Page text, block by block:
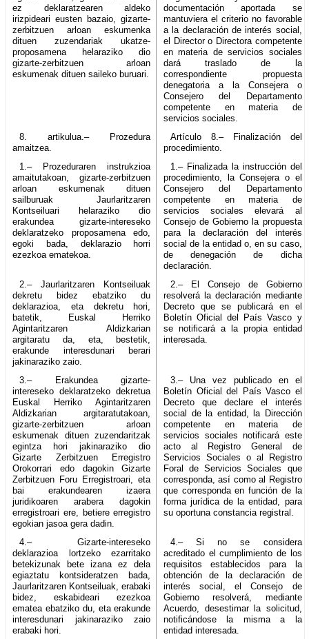
ez deklaratzearen aldeko
irizpideari eusten bazaio, gizarte-
zerbitzuen arloan eskumenka
dituen zuzendariak ukatze-
proposamena helaraziko dio
gizarte-zerbitzuen arloan
eskumenak dituen saileko buruari.
documentación aportada se
mantuviera el criterio no favorable
a la declaración de interés social,
el Director o Directora competente
en materia de servicios sociales
dará traslado de la
correspondiente propuesta
denegatoria a la Consejera o
Consejero del Departamento
competente en materia de
servicios sociales.
8. artikulua.– Prozedura
amaitzea.
Artículo 8.– Finalización del
procedimiento.
1.– Prozeduraren instrukzioa
amaitutakoan, gizarte-zerbitzuen
arloan eskumenak dituen
sailburuak Jaurlaritzaren
Kontseiluari helaraziko dio
erakundea gizarte-intereseko
deklaratzeko proposamena edo,
egoki bada, deklarazio horri
ezezkoa ematekoa.
1.– Finalizada la instrucción del
procedimiento, la Consejera o el
Consejero del Departamento
competente en materia de
servicios sociales elevará al
Consejo de Gobierno la propuesta
para la declaración del interés
social de la entidad o, en su caso,
de denegación de dicha
declaración.
2.– Jaurlaritzaren Kontseiluak
dekretu bidez ebatziko du
deklarazioa, eta dekretu hori,
batetik, Euskal Herriko
Agintaritzaren Aldizkarian
argitaratu da, eta, bestetik,
erakunde interesdunari berari
jakinaraziko zaio.
2.– El Consejo de Gobierno
resolverá la declaración mediante
Decreto que se publicará en el
Boletín Oficial del País Vasco y
se notificará a la propia entidad
interesada.
3.– Erakundea gizarte-
intereseko deklaratzeko dekretua
Euskal Herriko Agintaritzaren
Aldizkarian argitaratutakoan,
gizarte-zerbitzuen arloan
eskumenak dituen zuzendaritzak
egintza hori jakinaraziko dio
Gizarte Zerbitzuen Erregistro
Orokorrari edo dagokin Gizarte
Zerbitzuen Foru Erregistroari, eta
bai erakundearen izaera
juridikoaren arabera dagokin
erregistroari ere, betiere erregistro
egokian jasoa gera dadin.
3.– Una vez publicado en el
Boletín Oficial del País Vasco el
Decreto que declare el interés
social de la entidad, la Dirección
competente en materia de
servicios sociales notificará este
acto al Registro General de
Servicios Sociales o al Registro
Foral de Servicios Sociales que
corresponda, así como al Registro
que corresponda en función de la
forma jurídica de la entidad, para
su oportuna constancia registral.
4.– Gizarte-intereseko
deklarazioa lortzeko ezarritako
betekizunak bete izana ez dela
egiaztatu kontsideratzen bada,
Jaurlaritzaren Kontseiluak, erabaki
bidez, eskabideari ezezkoa
ematea ebatziko du, eta erakunde
interesdunari jakinaraziko zaio
erabaki hori.
4.– Si no se considera
acreditado el cumplimiento de los
requisitos establecidos para la
obtención de la declaración de
interés social, el Consejo de
Gobierno resolverá, mediante
Acuerdo, desestimar la solicitud,
notificándose la misma a la
entidad interesada.